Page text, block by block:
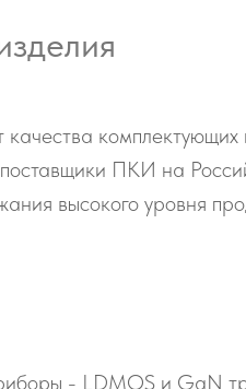
качества
ПКИ на
высокого уровня
- LDMOS и GaN